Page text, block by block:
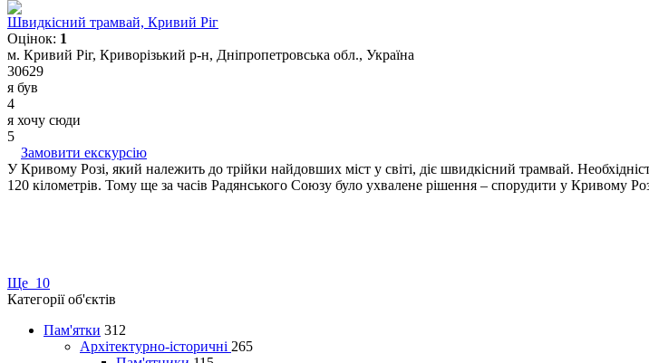
Швидкісний трамвай, Кривий Ріг
Оцінок: 1
м. Кривий Ріг, Криворізький р-н, Дніпропетровська обл., Україна
30629
я був
4
я хочу сюди
5
Замовити екскурсію
У Кривому Розі, який належить до трійки найдовших міст у світі, діє швидкісний трамвай.
120 кілометрів. Тому ще за часів Радянського Союзу було ухвалене рішення – спорудити у Кривому
Ще 10
Категорії об'єктів
Пам'ятки 312
Архітектурно-історичні 265